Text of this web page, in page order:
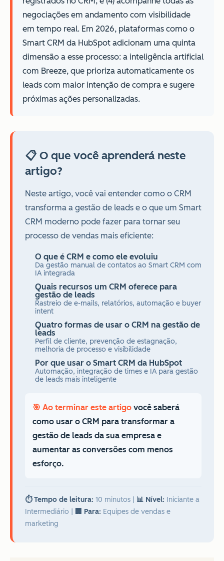
negociações em andamento com visibilidade
em tempo real. Em 2026, plataformas como o
Smart CRM da HubSpot adicionam uma quinta
dimensão a esse processo: a inteligência artificial
com Breeze, que prioriza automaticamente os
leads com maior intenção de compra e sugere
próximas ações personalizadas.
📋 O que você aprenderá neste
artigo?
Neste artigo, você vai entender como o CRM
transforma a gestão de leads e o que um Smart
CRM moderno pode fazer para tornar seu
processo de vendas mais eficiente:
O que é CRM e como ele evoluiu
Da gestão manual de contatos ao Smart CRM com
IA integrada
Quais recursos um CRM oferece para
gestão de leads
Rastreio de e-mails, relatórios, automação e buyer
intent
Quatro formas de usar o CRM na gestão de
leads
Perfil de cliente, prevenção de estagnação,
melhoria de processo e visibilidade
Por que usar o Smart CRM da HubSpot
Automação, integração de times e IA para gestão
de leads mais inteligente
🎯 Ao terminar este artigo você saberá
como usar o CRM para transformar a
gestão de leads da sua empresa e
aumentar as conversões com menos
esforço.
⏱️ Tempo de leitura: 10 minutos 📊 Nível: Iniciante a
Intermediário
🏢 Para: Equipes de vendas e
marketing